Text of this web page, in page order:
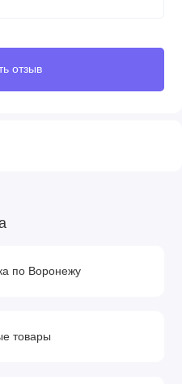
отзыв
по Воронежу
товары